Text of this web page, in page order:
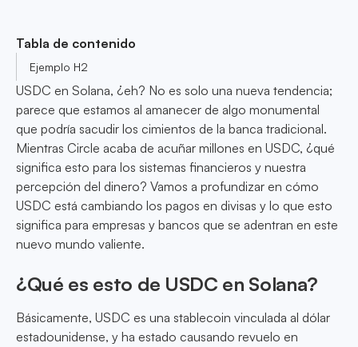
Tabla de contenido
Ejemplo H2
USDC en Solana, ¿eh? No es solo una nueva tendencia;
parece que estamos al amanecer de algo monumental
que podría sacudir los cimientos de la banca tradicional.
Mientras Circle acaba de acuñar millones en USDC, ¿qué
significa esto para los sistemas financieros y nuestra
percepción del dinero? Vamos a profundizar en cómo
USDC está cambiando los pagos en divisas y lo que esto
significa para empresas y bancos que se adentran en este
nuevo mundo valiente.
¿Qué es esto de USDC en Solana?
Básicamente, USDC es una stablecoin vinculada al dólar
estadounidense, y ha estado causando revuelo en